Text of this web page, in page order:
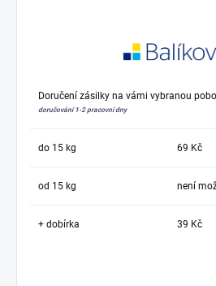
Doručení zásilky na vámi vybranou
doručování 1-2 pracovní dny
do 15 kg 69 Kč
od 15 kg není
+ dobírka 39 Kč